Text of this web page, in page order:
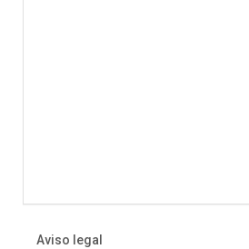
Aviso legal